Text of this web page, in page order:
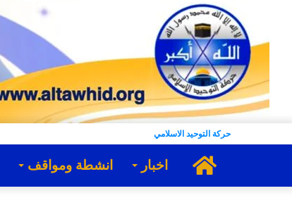
حركة التوحيد الاسلامي
الرئيسية
اخبار انشطة ومواقف